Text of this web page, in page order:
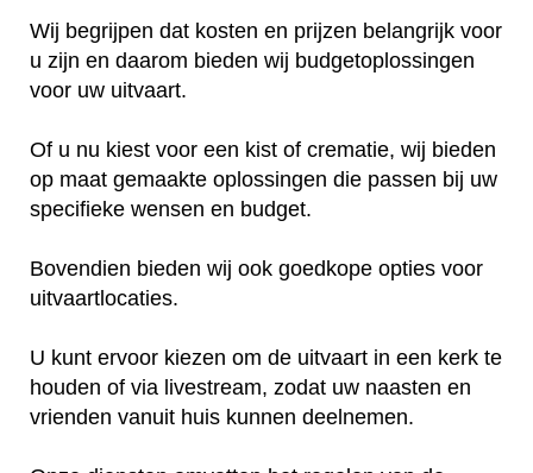
Wij begrijpen dat kosten en prijzen belangrijk voor
u zijn en daarom bieden wij budgetoplossingen
voor uw uitvaart.
Of u nu kiest voor een kist of crematie, wij bieden
op maat gemaakte oplossingen die passen bij uw
specifieke wensen en budget.
Bovendien bieden wij ook goedkope opties voor
uitvaartlocaties.
U kunt ervoor kiezen om de uitvaart in een kerk te
houden of via livestream, zodat uw naasten en
vrienden vanuit huis kunnen deelnemen.